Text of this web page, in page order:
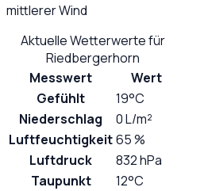
mittlerer Wind
Aktuelle Wetterwerte für
Riedbergerhorn
Messwert
Wert
Gefühlt
19°C
Niederschlag
0 L/m²
Luftfeuchtigkeit65 %
Luftdruck
832 hPa
Taupunkt
12°C